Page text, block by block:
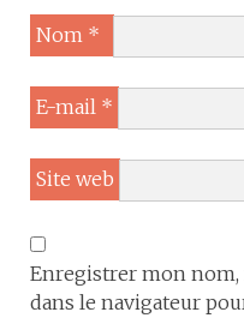
Nom *
E-mail *
Site web
Enregistrer mon
dans le navigateur